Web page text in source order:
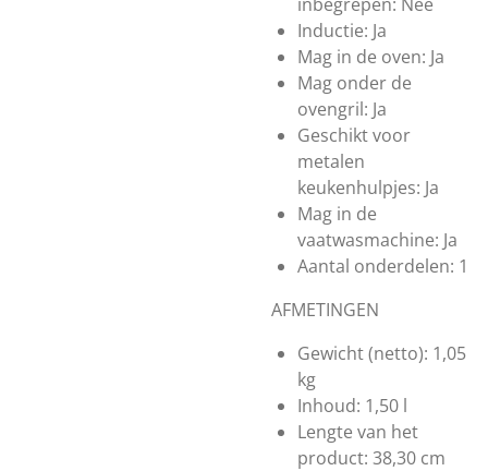
Inductie: Ja
Mag in de oven: Ja
Mag onder de
ovengril: Ja
Geschikt voor
metalen
keukenhulpjes: Ja
Mag in de
vaatwasmachine: Ja
Aantal onderdelen: 1
AFMETINGEN
Gewicht (netto): 1,05
kg
Inhoud: 1,50 l
Lengte van het
product: 38,30 cm